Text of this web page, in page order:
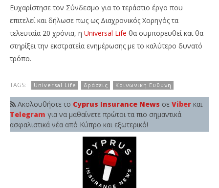
Ευχαρίστησε τον Σύνδεσμο για το τεράστιο έργο που
επιτελεί και δήλωσε πως ως Διαχρονικός Χορηγός τα
τελευταία 20 χρόνια, η Universal Life θα συμπορευθεί και θα
στηρίξει την εκστρατεία ενημέρωσης με το καλύτερο δυνατό
τρόπο.
TAGS: Universal Life δράσεις Κοινωνικη Ευθυνη
Ακολουθήστε το Cyprus Insurance News σε Viber και
Telegram για να μαθαίνετε πρώτοι τα πιο σημαντικά
ασφαλιστικά νέα από Κύπρο και εξωτερικό!